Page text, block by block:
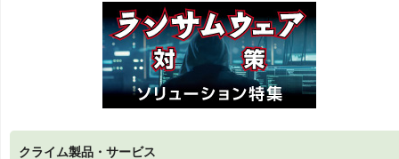
クライム製品・サービス